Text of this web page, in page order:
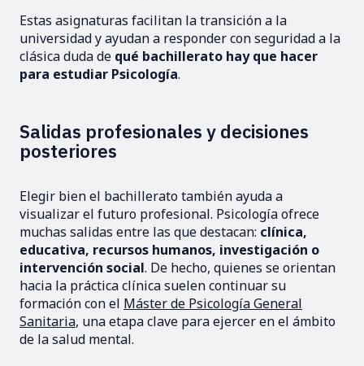
Estas asignaturas facilitan la transición a la
universidad y ayudan a responder con seguridad a la
clásica duda de qué bachillerato hay que hacer
para estudiar Psicología.
Salidas profesionales y decisiones
posteriores
Elegir bien el bachillerato también ayuda a
visualizar el futuro profesional. Psicología ofrece
muchas salidas entre las que destacan: clínica,
educativa, recursos humanos, investigación o
intervención social. De hecho, quienes se orientan
hacia la práctica clínica suelen continuar su
formación con el Máster de Psicología General
Sanitaria, una etapa clave para ejercer en el ámbito
de la salud mental.